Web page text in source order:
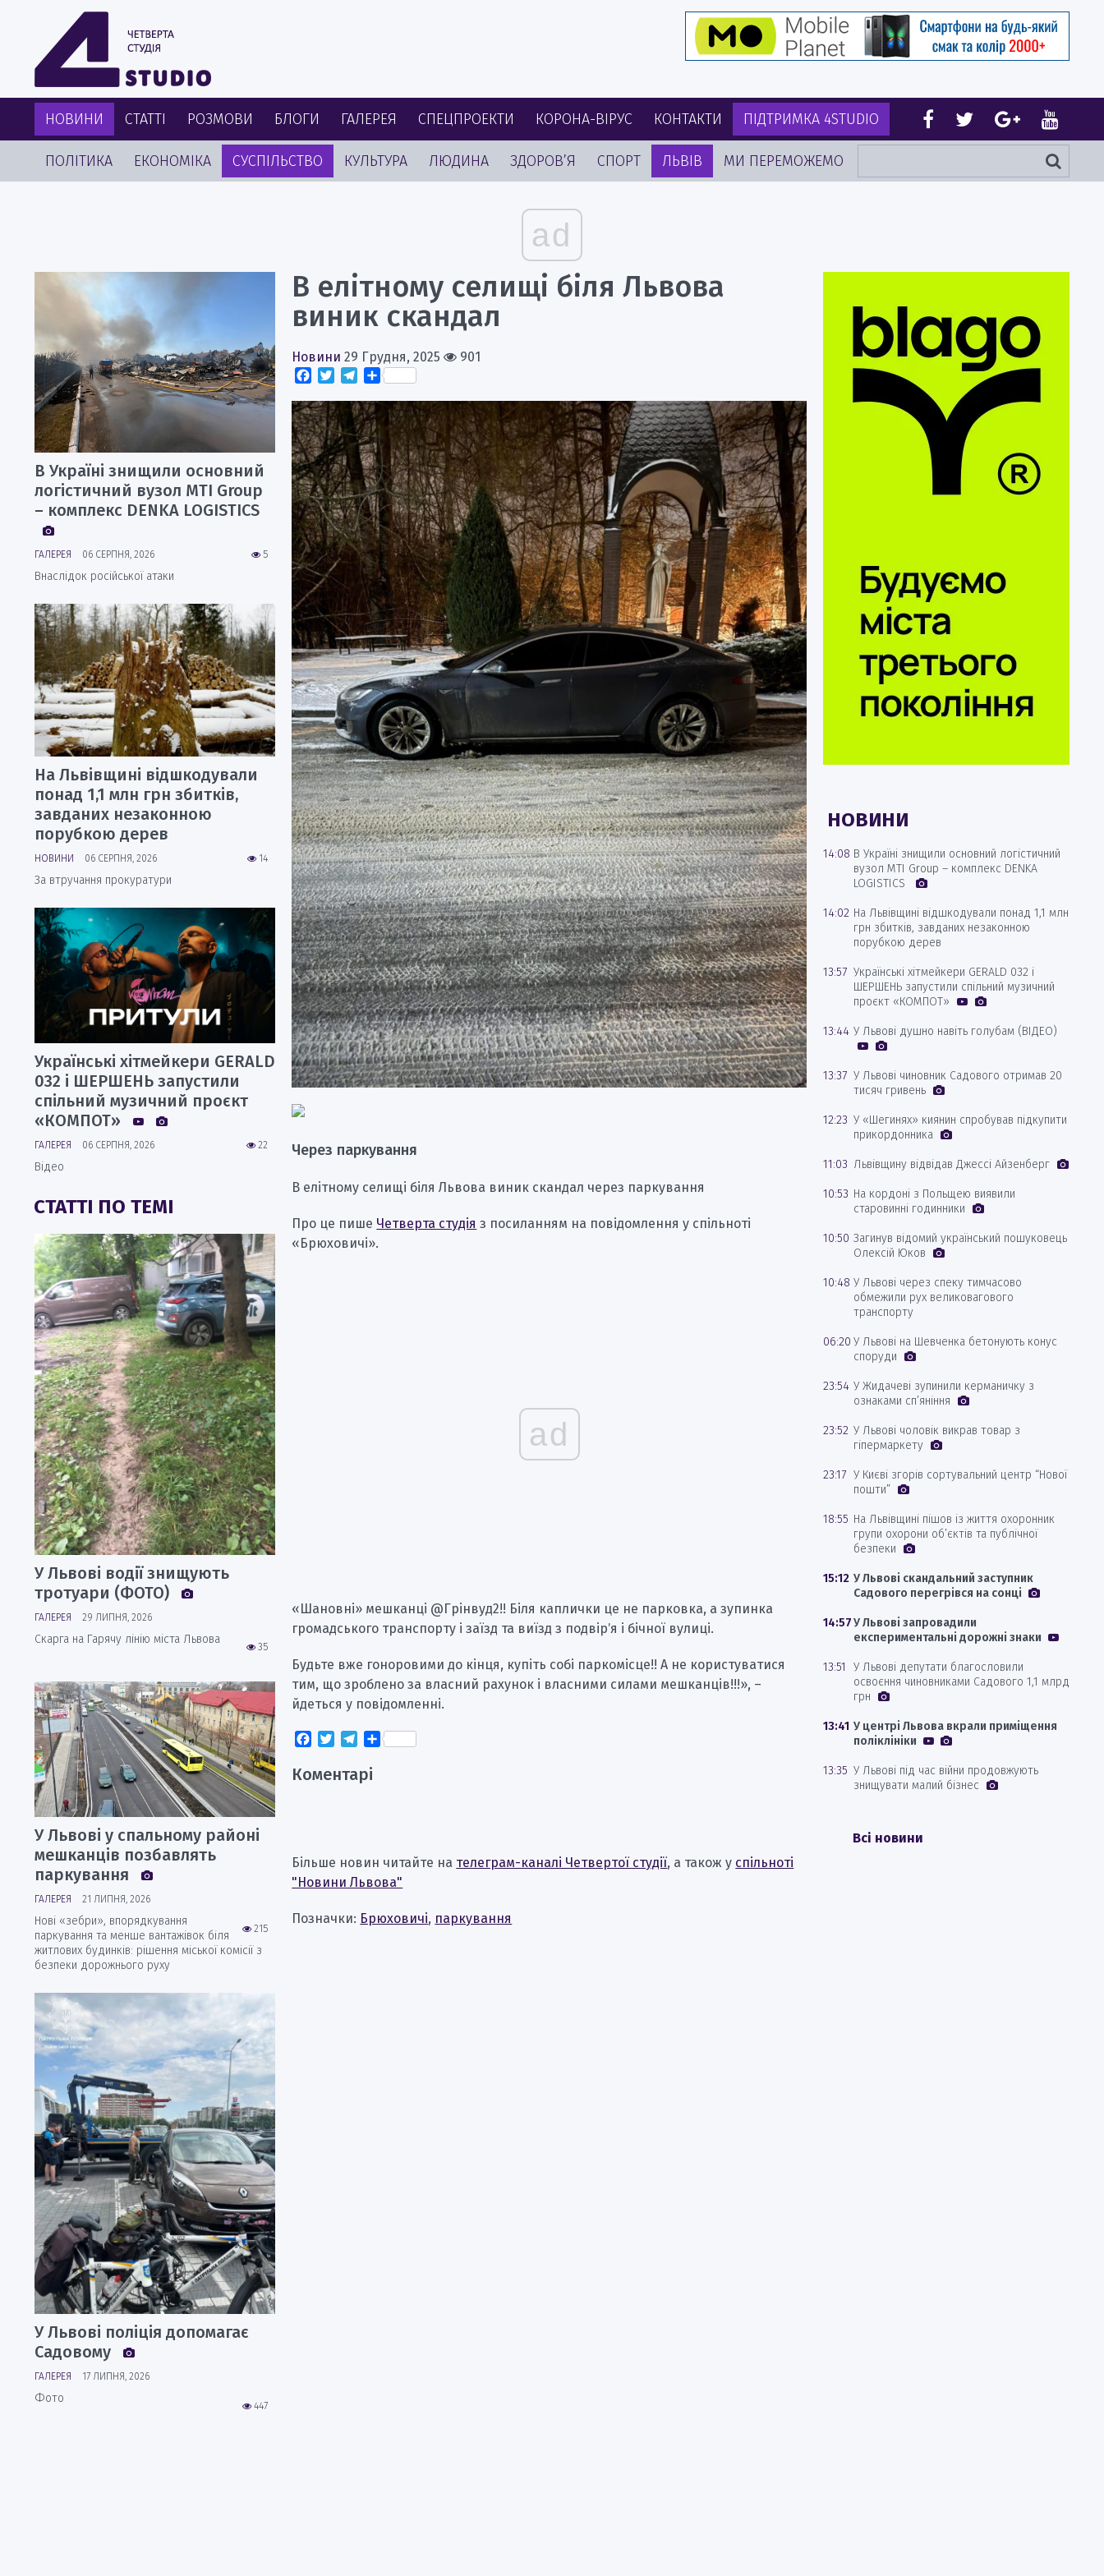
НОВИНИ СТАТТІ РОЗМОВИ БЛОГИ ГАЛЕРЕЯ СПЕЦПРОЕКТИ КОРОНА-ВІРУС КОНТАКТИ ПІДТРИМКА 4STUDIO
ПОЛІТИКА ЕКОНОМІКА СУСПІЛЬСТВО КУЛЬТУРА ЛЮДИНА ЗДОРОВ’Я СПОРТ ЛЬВІВ МИ ПЕРЕМОЖЕМО
ad
В елітному селищі біля Львова
виник скандал
Новини 29 Грудня, 2025
901
Facebook
TwitterTelegram
Поділитися
Через паркування
В елітному селищі біля Львова виник скандал через паркування
Про це пише Четверта студія з посиланням на повідомлення у спільноті
«Брюховичі».
ad
«Шановні» мешканці @Грінвуд2!! Біля каплички це не парковка, а зупинка
громадського транспорту і заїзд та виїзд з подвірʼя і бічної вулиці.
Будьте вже гоноровими до кінця, купіть собі паркомісце!! А не користуватися
тим, що зроблено за власний рахунок і власними силами мешканців!!!», –
йдеться у повідомленні.
Facebook
TwitterTelegram
Поділитися
Коментарі
Більше новин читайте на телеграм-каналі Четвертої студії, а також у спільноті
"Новини Львова"
Позначки: Брюховичі, паркування
В Україні знищили основний
логістичний вузол MTI Group
– комплекс DENKA LOGISTICS
5
ГАЛЕРЕЯ 06 СЕРПНЯ, 2026
Внаслідок російської атаки
На Львівщині відшкодували
понад 1,1 млн грн збитків,
завданих незаконною
порубкою дерев
14
НОВИНИ 06 СЕРПНЯ, 2026
За втручання прокуратури
Українські хітмейкери GERALD
032 і ШЕРШЕНЬ запустили
спільний музичний проєкт
«КОМПОТ»
22
ГАЛЕРЕЯ 06 СЕРПНЯ, 2026
Відео
СТАТТІ ПО ТЕМІ
У Львові водії знищують
тротуари (ФОТО)
ГАЛЕРЕЯ 29 ЛИПНЯ, 2026
35
Скарга на Гарячу лінію міста Львова
У Львові у спальному районі
мешканців позбавлять
паркування
ГАЛЕРЕЯ 21 ЛИПНЯ, 2026
215
Нові «зебри», впорядкування
паркування та менше вантажівок біля
житлових будинків: рішення міської комісії з
безпеки дорожнього руху
У Львові поліція допомагає
Садовому
ГАЛЕРЕЯ 17 ЛИПНЯ, 2026
447
Фото
НОВИНИ
14:08 В Україні знищили основний логістичний
вузол MTI Group – комплекс DENKA
LOGISTICS
14:02 На Львівщині відшкодували понад 1,1 млн
грн збитків, завданих незаконною
порубкою дерев
13:57 Українські хітмейкери GERALD 032 і
ШЕРШЕНЬ запустили спільний музичний
проєкт «КОМПОТ»
13:44 У Львові душно навіть голубам (ВІДЕО)
13:37 У Львові чиновник Садового отримав 20
тисяч гривень
12:23 У «Шегинях» киянин спробував підкупити
прикордонника
11:03 Львівщину відвідав Джессі Айзенберг
10:53 На кордоні з Польщею виявили
старовинні годинники
10:50 Загинув відомий український пошуковець
Олексій Юков
10:48 У Львові через спеку тимчасово
обмежили рух великовагового
транспорту
06:20 У Львові на Шевченка бетонують конус
споруди
23:54 У Жидачеві зупинили керманичку з
ознаками сп’яніння
23:52 У Львові чоловік викрав товар з
гіпермаркету
23:17 У Києві згорів сортувальний центр “Нової
пошти”
18:55 На Львівщині пішов із життя охоронник
групи охорони об’єктів та публічної
безпеки
15:12 У Львові скандальний заступник
Садового перегрівся на сонці
14:57У Львові запровадили
експериментальні дорожні знаки
13:51
У Львові депутати благословили
освоєння чиновниками Садового 1,1 млрд
грн
13:41 У центрі Львова вкрали приміщення
поліклініки
13:35 У Львові під час війни продовжують
знищувати малий бізнес
Всі новини